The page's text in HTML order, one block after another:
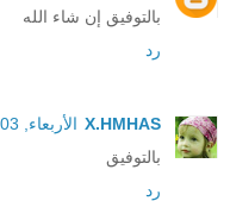
بالتوفيق إن شاء الله
رد
X.HMHAS الأربعاء, 03 يونيو, 2009
بالتوفيق
رد